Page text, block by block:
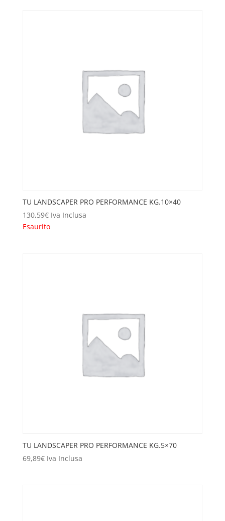
TU LANDSCAPER PRO PERFORMANCE KG.10×40
130,59€ Iva Inclusa
Esaurito
TU LANDSCAPER PRO PERFORMANCE KG.5×70
69,89€ Iva Inclusa